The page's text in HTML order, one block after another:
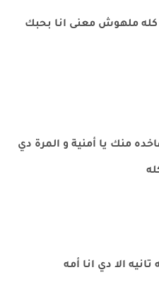
كله ملهوش معنى انا بحبك
منك يا أمنية و المرة دي
الا دي انا أمه